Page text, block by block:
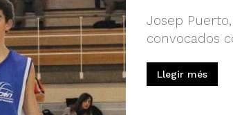
Josep
convocados
Llegir més